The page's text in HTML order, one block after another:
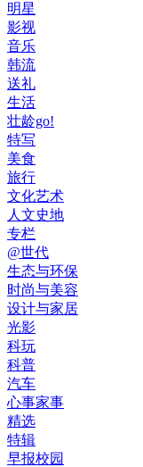
明星
影视
音乐
韩流
送礼
生活
壮龄go!
特写
美食
旅行
文化艺术
人文史地
专栏
@世代
生态与环保
时尚与美容
设计与家居
光影
科玩
科普
汽车
心事家事
精选
特辑
早报校园